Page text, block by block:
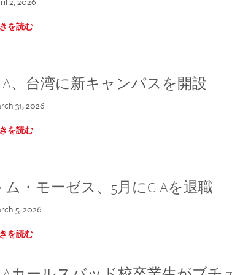
を読む
、台湾に新キャンパスを開設
31, 2026
を読む
ム・モーゼス、5月にGIAを退職
5, 2026
を読む